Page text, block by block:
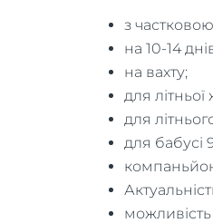
з
на 10-14
на вахту;
для літньої
для
для бабусі